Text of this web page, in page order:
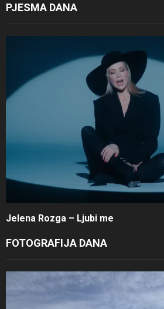
PJESMA DANA
Jelena Rozga – Ljubi me
FOTOGRAFIJA DANA